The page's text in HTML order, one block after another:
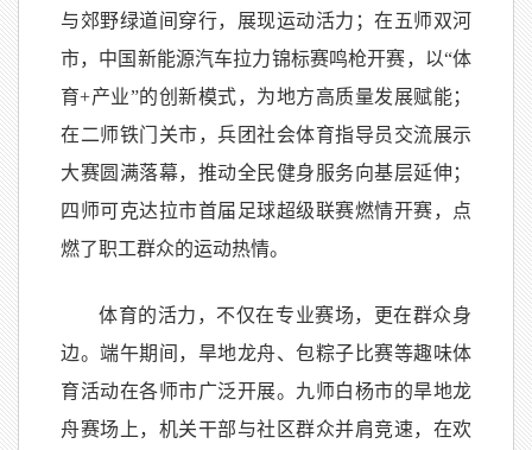
与郊野绿道间穿行，展现运动活力；在五师双河
市，中国新能源汽车拉力锦标赛鸣枪开赛，以“体
育+产业”的创新模式，为地方高质量发展赋能；
在二师铁门关市，兵团社会体育指导员交流展示
大赛圆满落幕，推动全民健身服务向基层延伸；
四师可克达拉市首届足球超级联赛燃情开赛，点
燃了职工群众的运动热情。
体育的活力，不仅在专业赛场，更在群众身
边。端午期间，旱地龙舟、包粽子比赛等趣味体
育活动在各师市广泛开展。九师白杨市的旱地龙
舟赛场上，机关干部与社区群众并肩竞速，在欢